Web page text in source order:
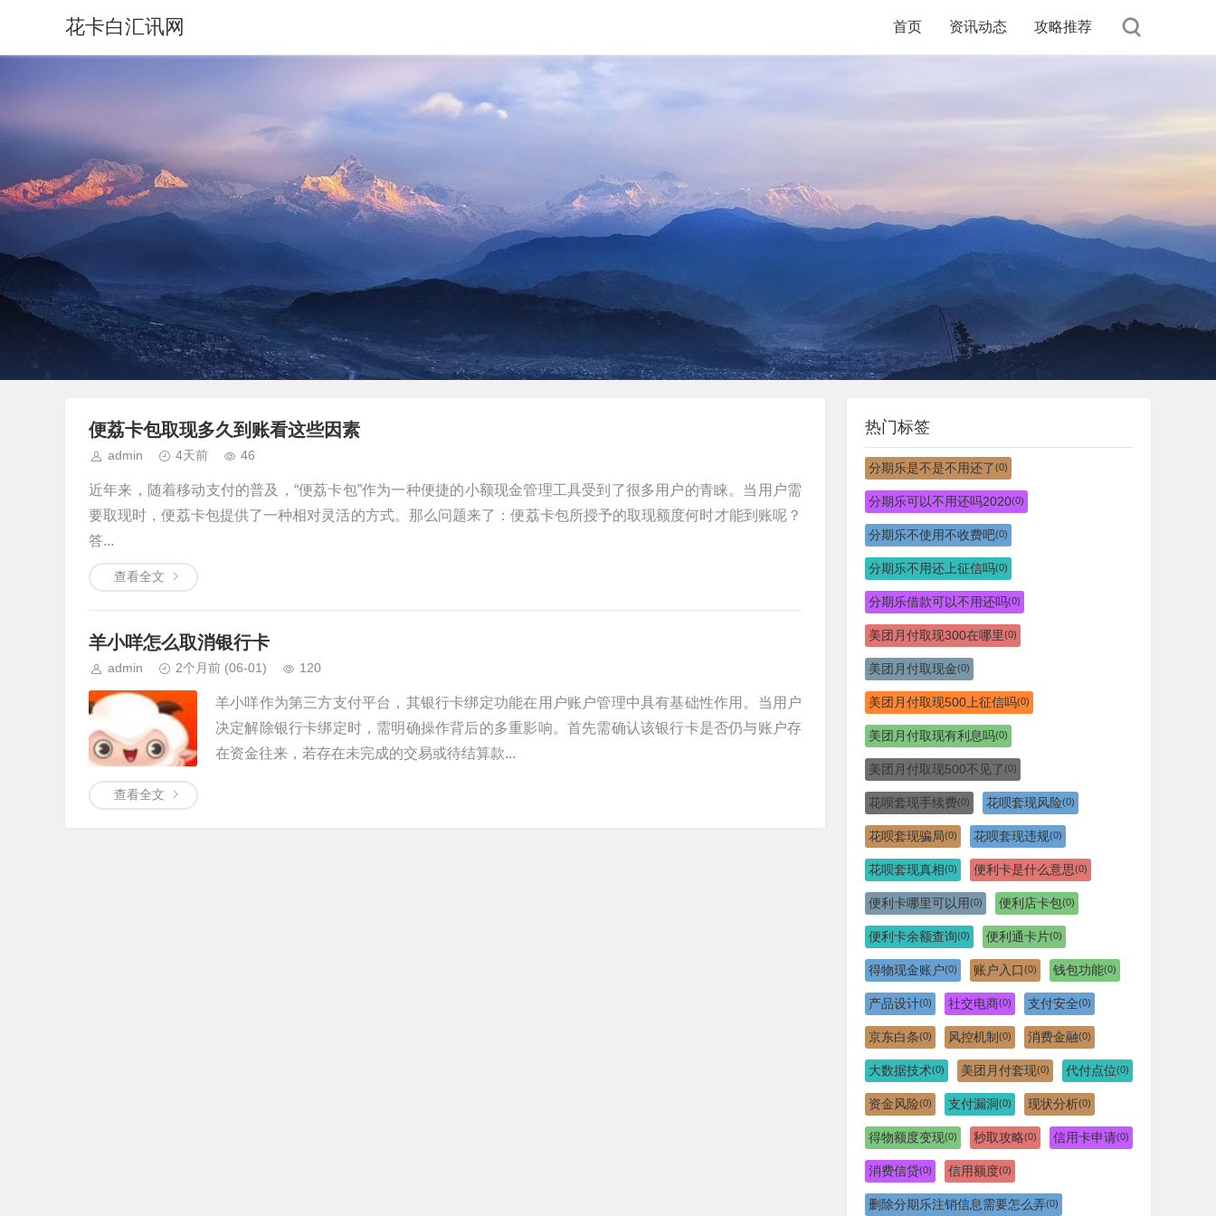
花卡白汇讯网 首页 资讯动态 攻略推荐
便荔卡包取现多久到账看这些因素
admin 4天前 46
近年来，随着移动支付的普及，“便荔卡包”作为一种便捷的小额现金管理工具受到了很多用户的青睐。当用户需
要取现时，便荔卡包提供了一种相对灵活的方式。那么问题来了：便荔卡包所授予的取现额度何时才能到账呢？
答...
查看全文
羊小咩怎么取消银行卡
admin 2个月前 (06-01) 120
羊小咩作为第三方支付平台，其银行卡绑定功能在用户账户管理中具有基础性作用。当用户
决定解除银行卡绑定时，需明确操作背后的多重影响。首先需确认该银行卡是否仍与账户存
在资金往来，若存在未完成的交易或待结算款...
查看全文
热门标签
分期乐是不是不用还了(0)
分期乐可以不用还吗2020(0)
分期乐不使用不收费吧(0)
分期乐不用还上征信吗(0)
分期乐借款可以不用还吗(0)
美团月付取现300在哪里(0)
美团月付取现金(0)
美团月付取现500上征信吗(0)
美团月付取现有利息吗(0)
美团月付取现500不见了 (0)
花呗套现手续费(0) 花呗套现风险(0)
花呗套现骗局(0) 花呗套现违规(0)
花呗套现真相(0) 便利卡是什么意思(0)
便利卡哪里可以用(0) 便利店卡包(0)
便利卡余额查询(0) 便利通卡片(0)
得物现金账户(0) 账户入口(0) 钱包功能(0)
产品设计(0) 社交电商(0) 支付安全(0)
京东白条(0) 风控机制 (0) 消费金融(0)
大数据技术(0) 美团月付套现(0) 代付点位(0)
资金风险(0) 支付漏洞(0) 现状分析(0)
得物额度变现(0) 秒取攻略(0) 信用卡申请(0)
消费信贷(0) 信用额度(0)
删除分期乐注销信息需要怎么弄(0)